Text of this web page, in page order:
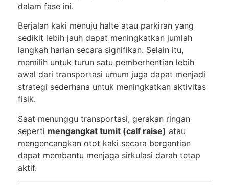
dalam fase ini.
Berjalan kaki menuju halte atau parkiran yang
sedikit lebih jauh dapat meningkatkan jumlah
langkah harian secara signifikan. Selain itu,
memilih untuk turun satu pemberhentian lebih
awal dari transportasi umum juga dapat menjadi
strategi sederhana untuk meningkatkan aktivitas
fisik.
Saat menunggu transportasi, gerakan ringan
seperti mengangkat tumit (calf raise) atau
mengencangkan otot kaki secara bergantian
dapat membantu menjaga sirkulasi darah tetap
aktif.